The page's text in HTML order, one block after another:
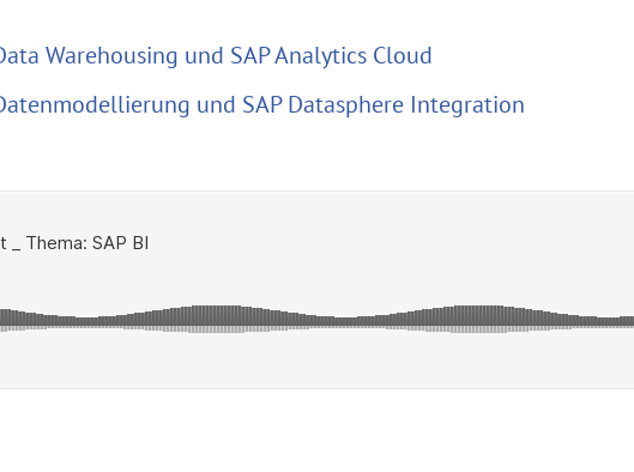
Warehousing und SAP Analytics Cloud
und SAP Datasphere Integration